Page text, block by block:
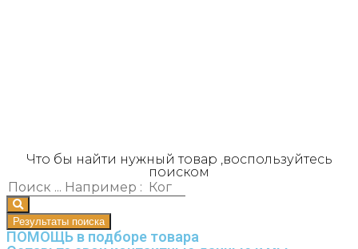
Что бы найти нужный товар ,воспользуйтесь
поиском
Результаты поиска
ПОМОЩЬ в подборе товара